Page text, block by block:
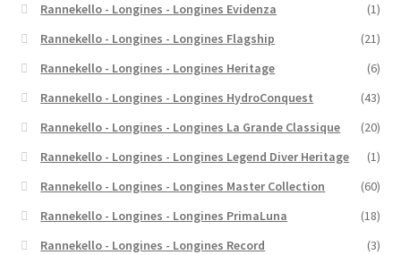
Rannekello - Longines - Longines Evidenza
(1)
Rannekello - Longines - Longines Flagship
(21)
Rannekello - Longines - Longines Heritage
(6)
Rannekello - Longines - Longines HydroConquest
(43)
Rannekello - Longines - Longines La Grande Classique
(20)
Rannekello - Longines - Longines Legend Diver Heritage
(1)
Rannekello - Longines - Longines Master Collection
(60)
Rannekello - Longines - Longines PrimaLuna
(18)
Rannekello - Longines - Longines Record
(3)